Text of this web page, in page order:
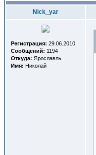
Nick_yar
Регистрация: 29.06.2010
Сообщений: 1194
Откуда: Ярославль
Имя: Николай